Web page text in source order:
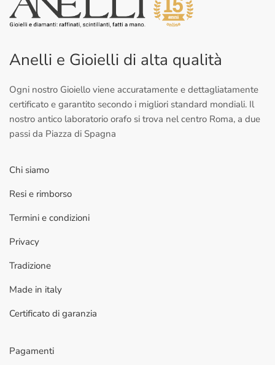
Anelli e Gioielli di alta qualità
Ogni nostro Gioiello viene accuratamente e dettagliatamente
certificato e garantito secondo i migliori standard mondiali. Il
nostro antico laboratorio orafo si trova nel centro Roma, a due
passi da Piazza di Spagna
Chi siamo
Resi e rimborso
Termini e condizioni
Privacy
Tradizione
Made in italy
Certificato di garanzia
Pagamenti